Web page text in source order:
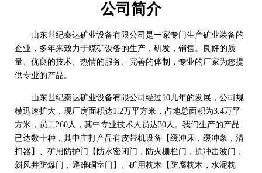
公司简介
山东世纪秦达矿业设备有限公司是一家专门生产矿业装备的
企业，多年来致力于煤矿设备的生产，研发，销售。良好的质
量、优良的技术、热情的服务、完善的体制，专业的厂家为您提
供专业的产品。
山东世纪秦达矿业设备有限公司经过10几年的发展，公司规
模迅速扩大，现厂房面积达1.2万平方米，占地总面积为3.4万平
方米，员工260人，其中专业技术人员达30人。我们生产的产品
已达数十种，其中主打产品有皮带机设备【缓冲床，缓冲条，清
扫器】、矿用防护门【防水密闭门，防火栅栏门，抗冲击波门，
斜风井防爆门，避难硐室门】、矿用枕木【防腐枕木，水泥枕